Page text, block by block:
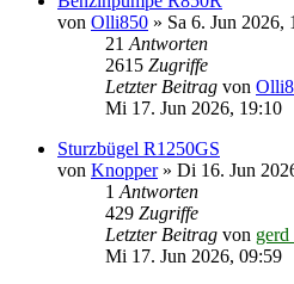
von Olli850 » Sa 6. Jun 2026,
21 Antworten
2615 Zugriffe
Letzter Beitrag von
Mi 17. Jun 2026, 19:10
Sturzbügel R1250GS
von Knopper» Di 16. Jun
1 Antworten
429 Zugriffe
Letzter Beitrag von gerd_
Mi 17. Jun 2026, 09:59